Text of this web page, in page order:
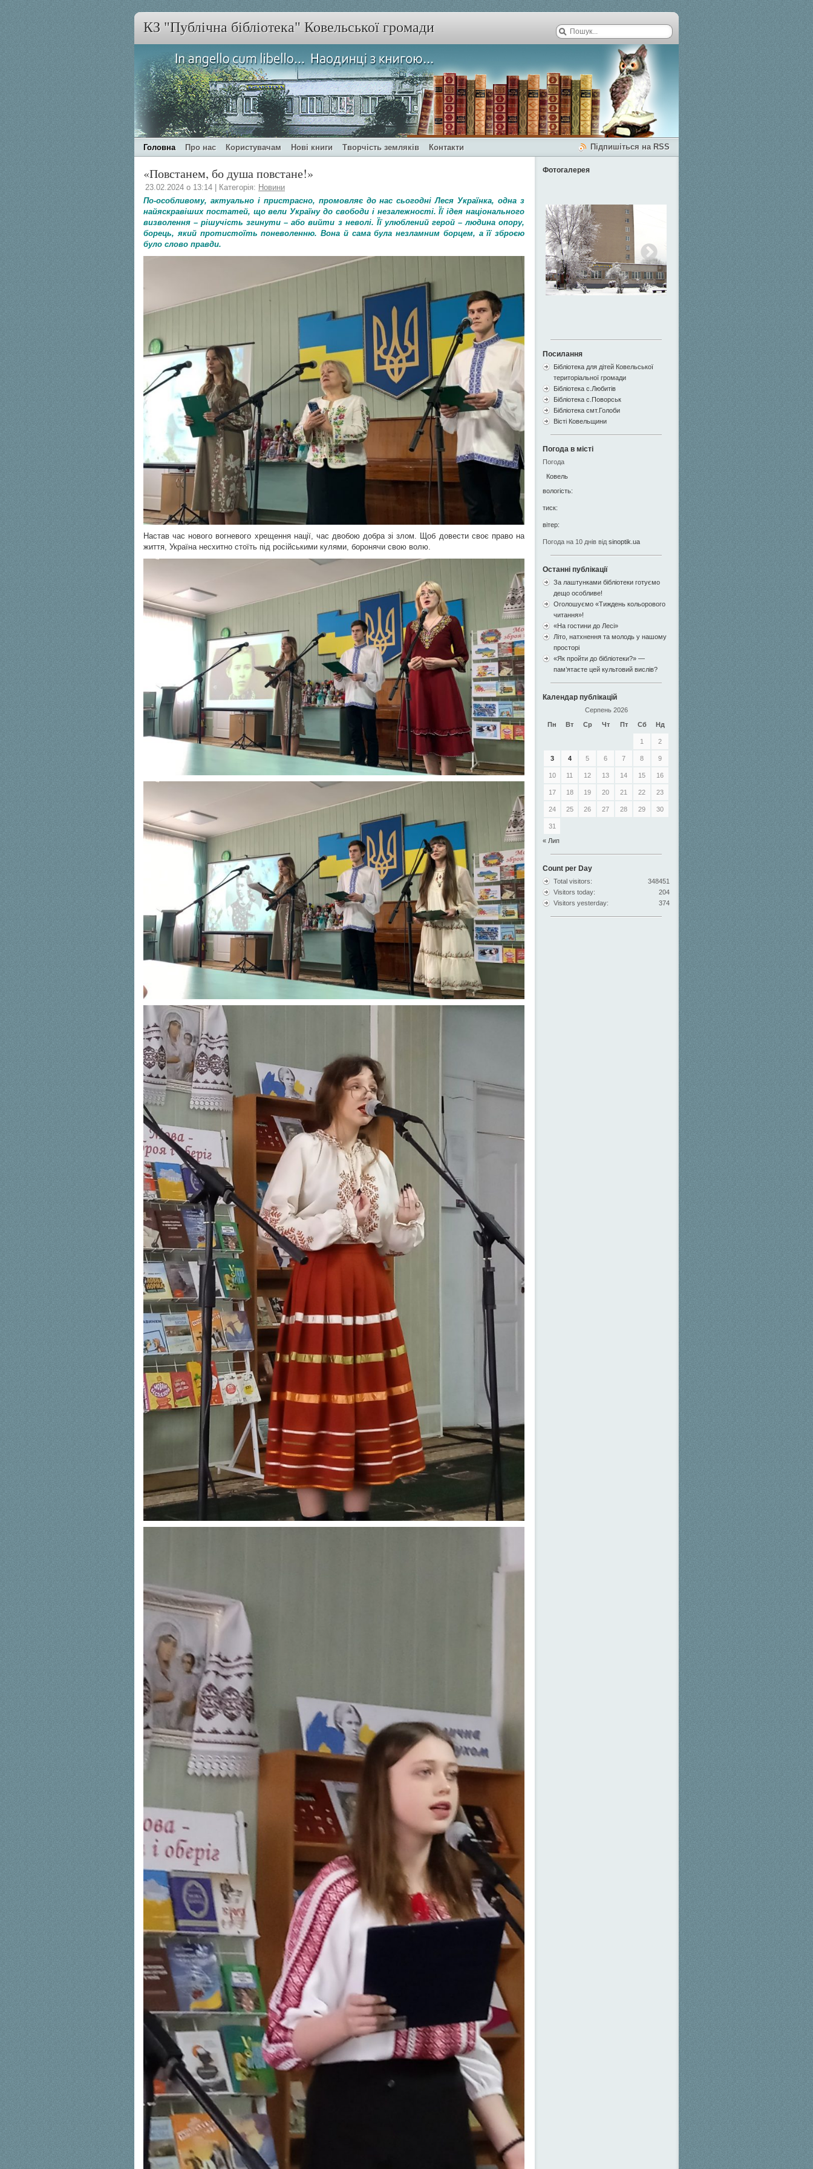
КЗ "Публічна бібліотека" Ковельської громади
Головна Про нас Користувачам Нові книги Творчість земляків Контакти Підпишіться на RSS
«Повстанем, бо душа повстане!»
23.02.2024 о 13:14 | Категорія: Новини
По-особливому, актуально і пристрасно, промовляє до нас сьогодні Леся Українка, одна з
найяскравіших постатей, що вели Україну до свободи і незалежності. Її ідея національного
визволення – рішучість згинути – або вийти з неволі. Її улюблений герой – людина опору,
борець, який протистоїть поневоленню. Вона й сама була незламним борцем, а її зброєю
було слово правди.
Настав час нового вогневого хрещення нації, час двобою добра зі злом. Щоб довести своє право на
життя, Україна несхитно стоїть під російськими кулями, боронячи свою волю.
Фотогалерея
Посилання
Бібліотека для дітей Ковельської
територіальної громади
Бібліотека с.Любитів
Бібліотека с.Поворськ
Бібліотека смт.Голоби
Вісті Ковельщини
Погода в місті
Погода
Ковель
вологість:
тиск:
вітер:
Погода на 10 днів від sinoptik.ua
Останні публікації
За лаштунками бібліотеки готуємо
дещо особливе!
Оголошуємо «Тиждень кольорового
читання»!
«На гостини до Лесі»
Літо, натхнення та молодь у нашому
просторі
«Як пройти до бібліотеки?» —
пам’ятаєте цей культовий вислів?
Календар публікацій
Серпень 2026
Пн
Вт Ср Чт Пт Сб Нд
1 2
3 4 5 6 7 8 9
10 11 12 13 14 15 16
17 18 19 20 21 22 23
24 25 26 27 28 29 30
31
« Лип
Count per Day
348451
Total visitors:
204
Visitors today:
374
Visitors yesterday: